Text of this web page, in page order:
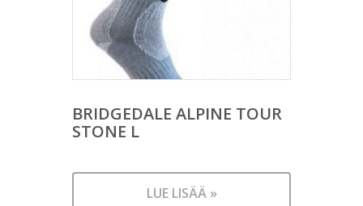
BRIDGEDALE ALPINE TOUR
STONE L
LUE LISÄÄ »